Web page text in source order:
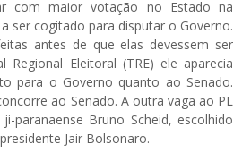
com maior votação no Estado na
ser cogitado para disputar o Governo.
antes de que elas devessem ser
Regional Eleitoral (TRE) ele aparecia
para o Governo quanto ao Senado.
ao Senado. A outra vaga ao PL
paranaense Bruno Scheid, escolhido
Jair Bolsonaro.